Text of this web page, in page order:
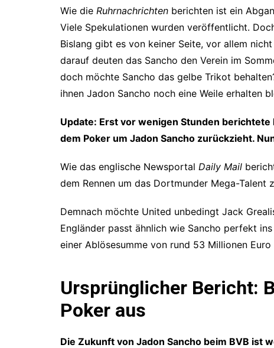
Wie die Ruhrnachrichten berichten ist ein
Viele Spekulationen wurden veröffentlicht.
Bislang gibt es von keiner Seite, vor allem
darauf deuten das Sancho den Verein im
doch möchte Sancho das gelbe Trikot
ihnen Jadon Sancho noch eine Weile erhalten
Update: Erst vor wenigen Stunden berichtete
dem Poker um Jadon Sancho zurückzieht.
Wie das englische Newsportal Daily Mail
dem Rennen um das Dortmunder Mega-Talent
Demnach möchte United unbedingt Jack
Engländer passt ähnlich wie Sancho perfekt
einer Ablösesumme von rund 53 Millionen
Ursprünglicher Bericht:
Poker aus
Die Zukunft von Jadon Sancho beim BVB ist